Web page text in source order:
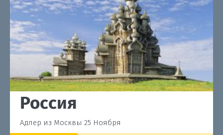
Россия
Адлер из Москвы 25 Ноября